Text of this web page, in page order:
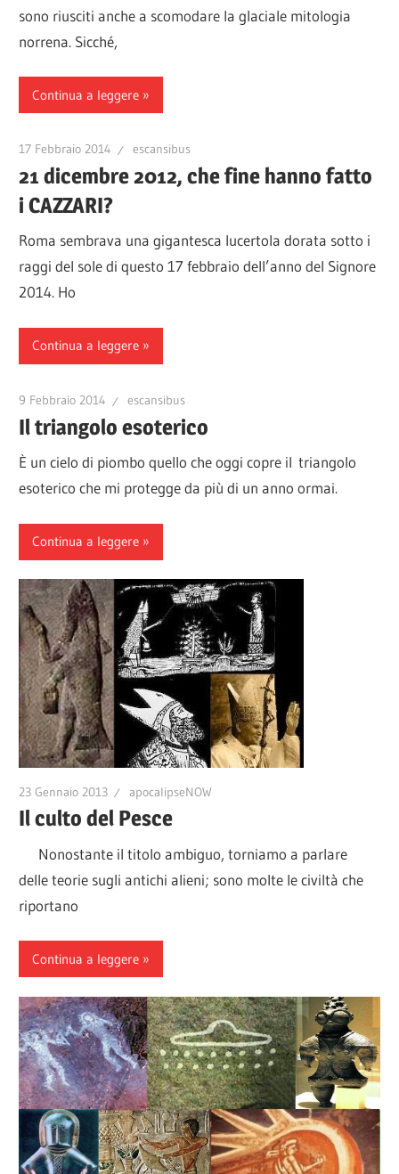
sono riusciti anche a scomodare la glaciale mitologia
norrena. Sicché,
Continua a leggere
17 Febbraio 2014 escansibus
21 dicembre 2012, che fine hanno fatto
i CAZZARI?
Roma sembrava una gigantesca lucertola dorata sotto i
raggi del sole di questo 17 febbraio dell’anno del Signore
2014. Ho
Continua a leggere
9 Febbraio 2014 escansibus
Il triangolo esoterico
È un cielo di piombo quello che oggi copre il triangolo
esoterico che mi protegge da più di un anno ormai.
Continua a leggere
23 Gennaio 2013 apocalipseNOW
Il culto del Pesce
Nonostante il titolo ambiguo, torniamo a parlare
delle teorie sugli antichi alieni; sono molte le civiltà che
riportano
Continua a leggere